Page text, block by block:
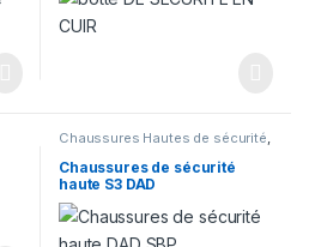
Chaussures Hautes de sécurité,
Chaussures de sécurité
haute S3 DAD